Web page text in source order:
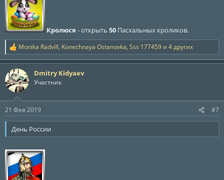
Кролюся - открыть 50 Пасхальных кроликов.
Р
е
а
к
ц
и
:
Monika Radvill, Konechnaya Ostanovka, Sss 177459 и 4 других
Dmitry Kidyaev
Участник
21 Фев 2019 #7
День России